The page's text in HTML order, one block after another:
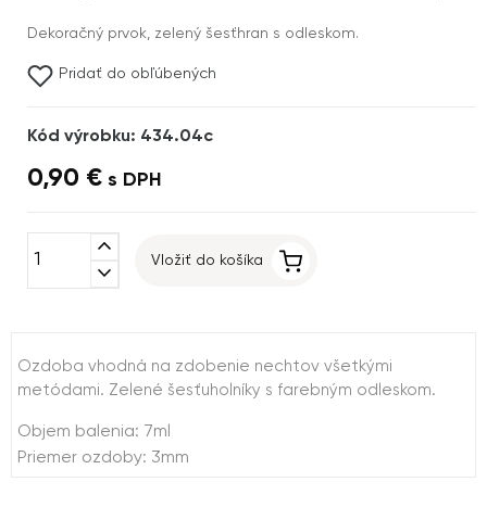
Dekoračný prvok, zelený šesťhran s odleskom.
Pridať do obľúbených
Kód výrobku: 434.04c
0,90 € s DPH
expand_less
expand_more
Vložiť do košíka
Ozdoba vhodná na zdobenie nechtov všetkými
metódami. Zelené šesťuholníky s farebným odleskom.
Objem balenia: 7ml
Priemer ozdoby: 3mm